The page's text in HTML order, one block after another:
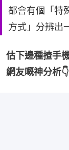
都會有個「特
方式」分辨出
估下邊種揸手
網友嘅神分析